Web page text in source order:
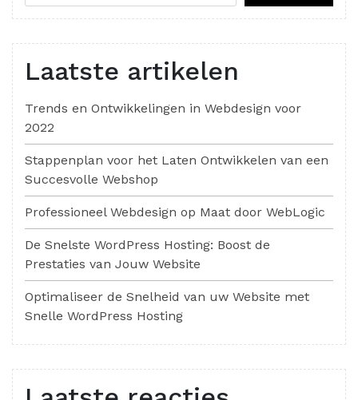
Laatste artikelen
Trends en Ontwikkelingen in Webdesign voor
2022
Stappenplan voor het Laten Ontwikkelen van een
Succesvolle Webshop
Professioneel Webdesign op Maat door WebLogic
De Snelste WordPress Hosting: Boost de
Prestaties van Jouw Website
Optimaliseer de Snelheid van uw Website met
Snelle WordPress Hosting